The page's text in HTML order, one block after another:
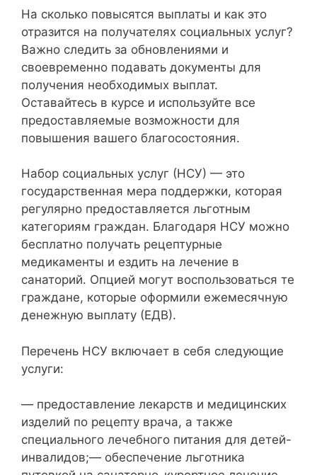
На сколько повысятся выплаты и как это
отразится на получателях социальных услуг?
Важно следить за обновлениями и
своевременно подавать документы для
получения необходимых выплат.
Оставайтесь в курсе и используйте все
предоставляемые возможности для
повышения вашего благосостояния.
Набор социальных услуг (НСУ) — это
государственная мера поддержки, которая
регулярно предоставляется льготным
категориям граждан. Благодаря НСУ можно
бесплатно получать рецептурные
медикаменты и ездить на лечение в
санаторий. Опцией могут воспользоваться те
граждане, которые оформили ежемесячную
денежную выплату (ЕДВ).
Перечень НСУ включает в себя следующие
услуги:
— предоставление лекарств и медицинских
изделий по рецепту врача, а также
специального лечебного питания для детей-
инвалидов;— обеспечение льготника